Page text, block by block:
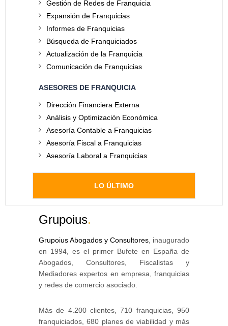
Gestión de Redes de Franquicia
Expansión de Franquicias
Informes de Franquicias
Búsqueda de Franquiciados
Actualización de la Franquicia
Comunicación de Franquicias
ASESORES DE FRANQUICIA
Dirección Financiera Externa
Análisis y Optimización Económica
Asesoría Contable a Franquicias
Asesoría Fiscal a Franquicias
Asesoría Laboral a Franquicias
LO ÚLTIMO
Grupoius.
Grupoius Abogados y Consultores , inaugurado
en 1994, es el primer Bufete en España de
Abogados, Consultores, Fiscalistas y
Mediadores expertos en empresa, franquicias
y redes de comercio asociado.
Más de 4.200 clientes, 710 franquicias, 950
franquiciados, 680 planes de viabilidad y más